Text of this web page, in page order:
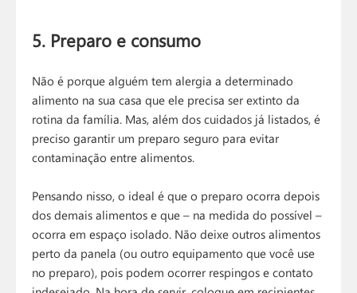
5. Preparo e consumo
Não é porque alguém tem alergia a determinado
alimento na sua casa que ele precisa ser extinto da
rotina da família. Mas, além dos cuidados já listados, é
preciso garantir um preparo seguro para evitar
contaminação entre alimentos.
Pensando nisso, o ideal é que o preparo ocorra depois
dos demais alimentos e que – na medida do possível –
ocorra em espaço isolado. Não deixe outros alimentos
perto da panela (ou outro equipamento que você use
no preparo), pois podem ocorrer respingos e contato